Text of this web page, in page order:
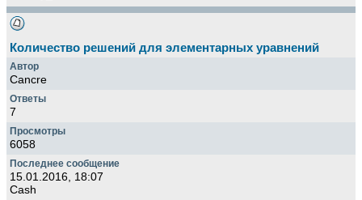
Количество решений для элементарных уравнений
Cancre
7
6058
15.01.2016, 18:07
Cash